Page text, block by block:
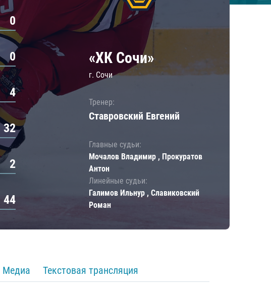
0
0
4
32
2
44
«ХК Сочи»
г. Сочи
Тренер:
Ставровский Евгений
Главные судьи:
Мочалов Владимир , Прокуратов
Антон
Линейные судьи:
Галимов Ильнур , Славиковский
Роман
Медиа Текстовая трансляция